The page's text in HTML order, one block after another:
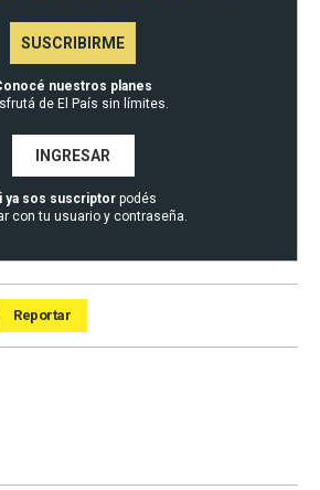
SUSCRIBIRME
nuestros planes
de El País sin límites.
INGRESAR
ya sos suscriptorpodés
con tu usuario y contraseña.
Reportar